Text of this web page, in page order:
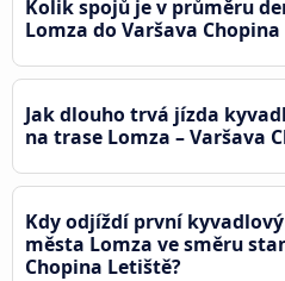
Kolik spojů je v průměru
Lomza do Varšava
Jak dlouho trvá jízda
na trase Lomza – Varšava
Kdy odjíždí první
města Lomza ve směru
Chopina Letiště?